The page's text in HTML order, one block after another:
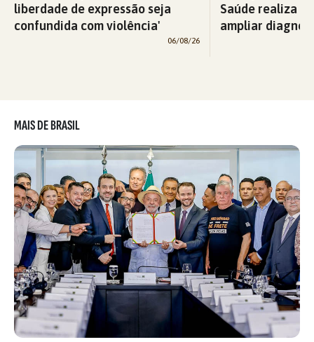
liberdade de expressão seja
confundida com violência'
06/08/26
Saúde realiza
ampliar
MAIS DE BRASIL